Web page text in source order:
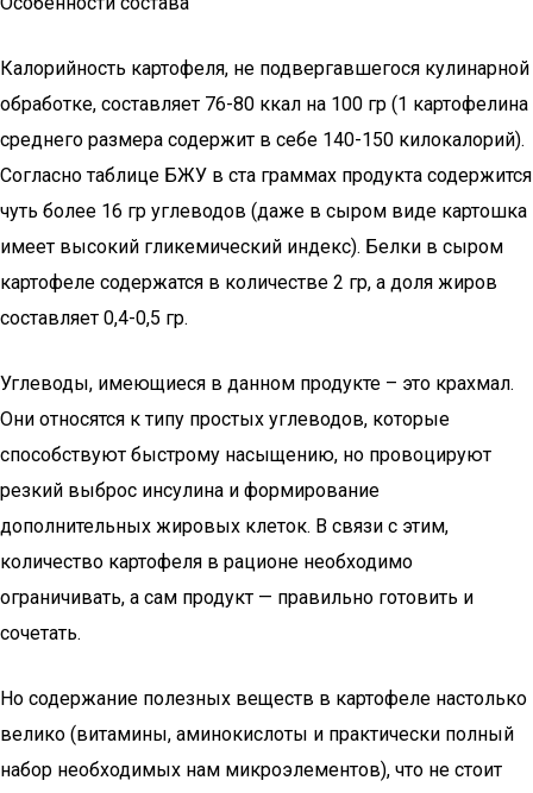
Калорийность картофеля, не подвергавшегося кулинарной
обработке, составляет 76-80 ккал на 100 гр (1 картофелина
среднего размера содержит в себе 140-150 килокалорий).
Согласно таблице БЖУ в ста граммах продукта содержится
чуть более 16 гр углеводов (даже в сыром виде картошка
имеет высокий гликемический индекс). Белки в сыром
картофеле содержатся в количестве 2 гр, а доля жиров
составляет 0,4-0,5 гр.
Углеводы, имеющиеся в данном продукте – это крахмал.
Они относятся к типу простых углеводов, которые
способствуют быстрому насыщению, но провоцируют
резкий выброс инсулина и формирование
дополнительных жировых клеток. В связи с этим,
количество картофеля в рационе необходимо
ограничивать, а сам продукт — правильно готовить и
сочетать.
Но содержание полезных веществ в картофеле настолько
велико (витамины, аминокислоты и практически полный
набор необходимых нам микроэлементов), что не стоит